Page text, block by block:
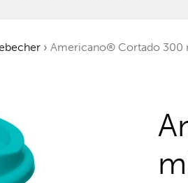
› Americano® Cortado 300